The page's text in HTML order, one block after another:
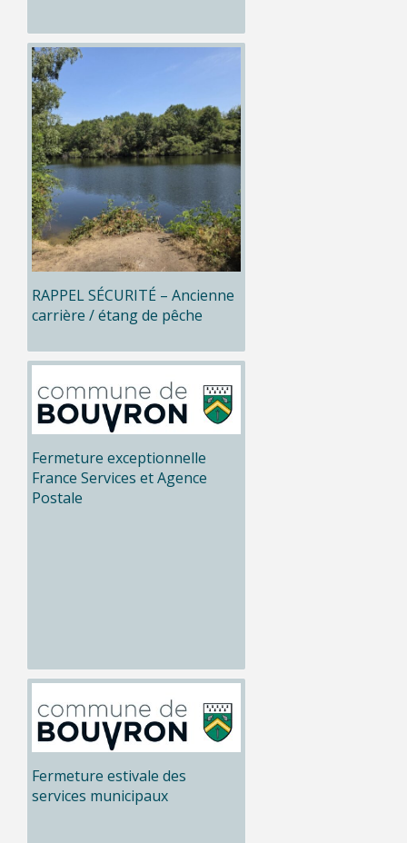
RAPPEL SÉCURITÉ – Ancienne
carrière / étang de pêche
Fermeture exceptionnelle
France Services et Agence
Postale
Fermeture estivale des
services municipaux